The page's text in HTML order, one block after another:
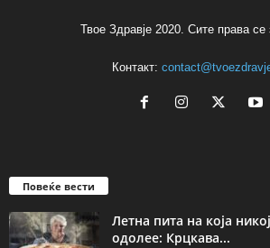
Твое Здравје 2020. Сите права се
Контакт:
Повеќе вести
Летна пита на која
одолее: Крцкава...